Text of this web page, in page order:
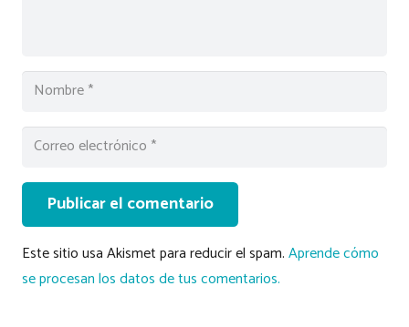
Publicar el comentario
Este sitio usa Akismet para reducir el spam.Aprende cómo
se procesan los datos de tus comentarios.